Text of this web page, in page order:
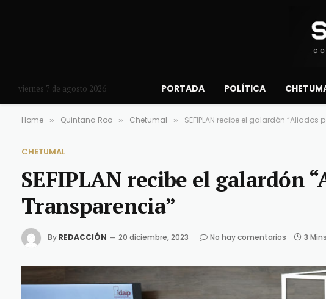
viernes 7 de agosto 2026 PORTADA POLÍTICA
Home » Quintana Roo » Chetumal » SEFIPLAN recibe el galardón “Aliados
CHETUMAL
SEFIPLAN recibe el galardón
Transparencia”
By REDACCIÓN 20 diciembre, 2023 No hay comentarios 3